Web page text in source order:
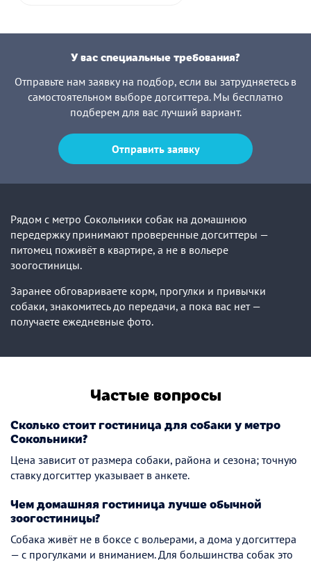
У вас специальные требования?
Отправьте нам заявку на подбор, если вы затрудняетесь в
самостоятельном выборе догситтера. Мы бесплатно
подберем для вас лучший вариант.
Отправить заявку
Рядом с метро Сокольники собак на домашнюю
передержку принимают проверенные догситтеры —
питомец поживёт в квартире, а не в вольере
зоогостиницы.
Заранее обговариваете корм, прогулки и привычки
собаки, знакомитесь до передачи, а пока вас нет —
получаете ежедневные фото.
Частые вопросы
Сколько стоит гостиница для собаки у метро
Сокольники?
Цена зависит от размера собаки, района и сезона; точную
ставку догситтер указывает в анкете.
Чем домашняя гостиница лучше обычной
зоогостиницы?
Собака живёт не в боксе с вольерами, а дома у догситтера
— с прогулками и вниманием. Для большинства собак это